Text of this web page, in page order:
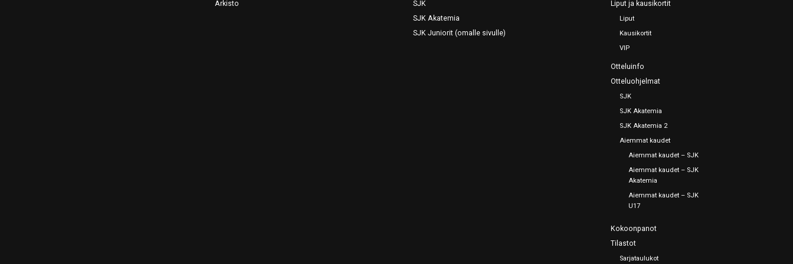
Arkisto
SJK
SJK Akatemia
SJK Juniorit (omalle sivulle)
Liput ja kausikortit
Liput
Kausikortit
VIP
Otteluinfo
Otteluohjelmat
SJK
SJK Akatemia
SJK Akatemia 2
Aiemmat kaudet
Aiemmat kaudet – SJK
Aiemmat kaudet – SJK
Akatemia
Aiemmat kaudet – SJK
U17
Kokoonpanot
Tilastot
Sarjataulukot